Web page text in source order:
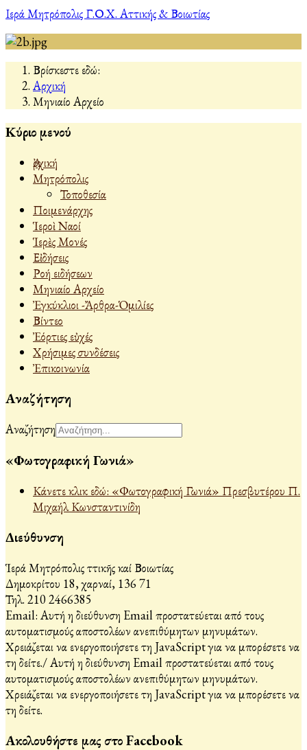
Ιερά Μητρόπολις Γ.Ο.Χ. Αττικής & Βοιωτίας
Βρίσκεστε εδώ:
Αρχική
Μηνιαίο Αρχείο
Κύριο μενού
Ἀρχική
Μητρόπολις
Τοποθεσία
Ποιμενάρχης
Ἱεροὶ Ναοί
Ἱερὲς Μονές
Εἰδήσεις
Ροή ειδήσεων
Μηνιαίο Αρχείο
Ἐγκύκλιοι -Ἄρθρα-Ὁμιλίες
Βίντεο
Ἐόρτιες εὐχές
Χρήσιμες συνδέσεις
Ἐπικοινωνία
Αναζήτηση
Αναζήτηση
«Φωτογραφική Γωνιά»
Κάνετε κλικ εδώ: «Φωτογραφική Γωνιά» Πρεσβυτέρου Π.
Μιχαήλ Κωνσταντινίδη
Διεύθυνση
Ἱερά Μητρόπολις Ἀττικῆς καί Βοιωτίας
Δημοκρίτου 18, Ἀχαρναί, 136 71
Τηλ. 210 2466385
Email: Αυτή η διεύθυνση Email προστατεύεται από τους
αυτοματισμούς αποστολέων ανεπιθύμητων μηνυμάτων.
Χρειάζεται να ενεργοποιήσετε τη JavaScript για να μπορέσετε να
τη δείτε./Αυτή η διεύθυνση Email προστατεύεται από τους
αυτοματισμούς αποστολέων ανεπιθύμητων μηνυμάτων.
Χρειάζεται να ενεργοποιήσετε τη JavaScript για να μπορέσετε να
τη δείτε.
Ακολουθήστε μας στο Facebook